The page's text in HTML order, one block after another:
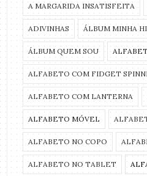
A MARGARIDA INSATISFEITA
ADIVINHAS ÁLBUM MINHA
ÁLBUM QUEM SOU
ALFABETO COM FIDGET
ALFABETO COM LANTERNA
ALFABETO MÓVEL
ALFABETO NO COPO
ALFABETO NO TABLET